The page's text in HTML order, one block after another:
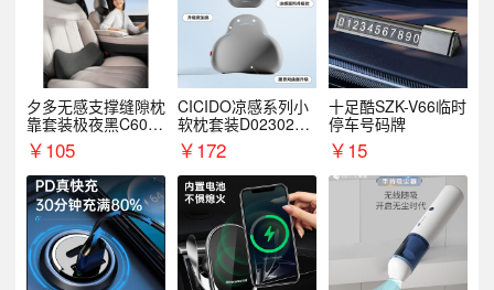
夕多无感支撑缝隙枕
靠套装极夜黑C6003
+C6004
￥105
CICIDO凉感系列小
软枕套装D023021+
D033031
￥172
十足酷SZK-V66临时
停车号码牌
￥15